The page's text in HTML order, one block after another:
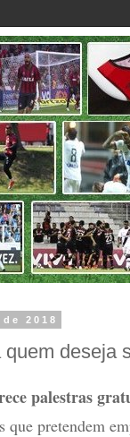
2018
deseja
palestras
pretendem